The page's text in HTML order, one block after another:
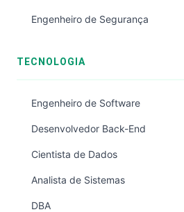
Engenheiro de Segurança
TECNOLOGIA
Engenheiro de Software
Desenvolvedor Back-End
Cientista de Dados
Analista de Sistemas
DBA